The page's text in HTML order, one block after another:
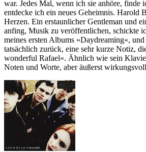
war. Jedes Mal, wenn ich sie anhöre, finde
entdecke ich ein neues Geheimnis. Harold
Herzen. Ein erstaunlicher Gentleman und
anfing, Musik zu veröffentlichen, schickte
meines ersten Albums »Daydreaming«,
tatsächlich zurück, eine sehr kurze Notiz,
wonderful Rafael«. Ähnlich wie sein
Noten und Worte, aber äußerst